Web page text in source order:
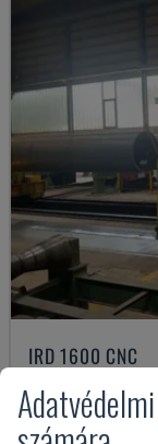
IRD 1600 CNC
NÉMETORSZÁG